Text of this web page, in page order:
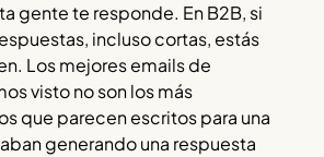
gente te responde. En B2B, si
incluso cortas, estás
Los mejores emails de
visto no son los más
que parecen escritos para una
generando una respuesta